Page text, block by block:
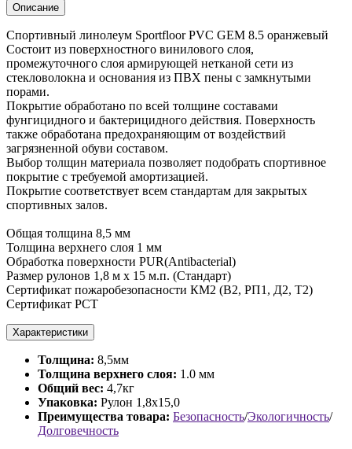
Описание
Спортивный линолеум Sportfloor PVC GEM 8.5 оранжевый
Состоит из поверхностного винилового слоя,
промежуточного слоя армирующей нетканой сети из
стекловолокна и основания из ПВХ пены с замкнутыми
порами.
Покрытие обработано по всей толщине составами
фунгицидного и бактерицидного действия. Поверхность
также обработана предохраняющим от воздействий
загрязненной обуви составом.
Выбор толщин материала позволяет подобрать спортивное
покрытие с требуемой амортизацией.
Покрытие соответствует всем стандартам для закрытых
спортивных залов.
Общая толщина 8,5 мм
Толщина верхнего слоя 1 мм
Обработка поверхности PUR(Antibacterial)
Размер рулонов 1,8 м х 15 м.п. (Стандарт)
Сертификат пожаробезопасности КМ2 (В2, РП1, Д2, Т2)
Сертификат РСТ
Характеристики
Толщина: 8,5мм
Толщина верхнего слоя: 1.0 мм
Общий вес: 4,7кг
Упаковка: Рулон 1,8х15,0
Преимущества товара: Безопасность/Экологичность/
Долговечность